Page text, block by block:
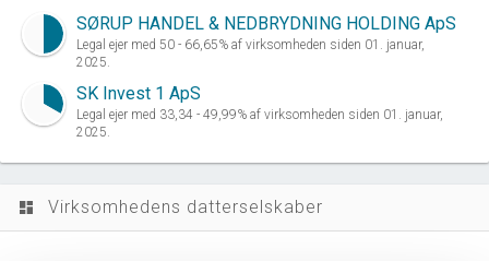
SØRUP HANDEL & NEDBRYDNING HOLDING ApS
Legal ejer med 50 - 66,65% af virksomheden siden 01. januar,
2025.
SK Invest 1 ApS
Legal ejer med 33,34 - 49,99% af virksomheden siden 01. januar,
2025.
dashboard Virksomhedens datterselskaber